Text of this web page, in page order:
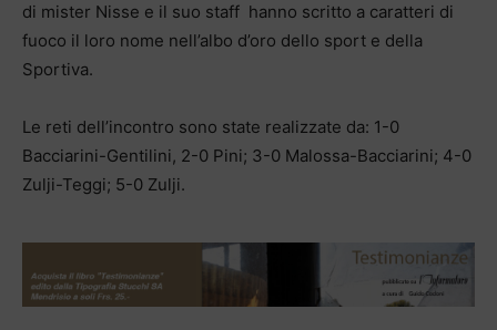
di mister Nisse e il suo staff hanno scritto a caratteri di
fuoco il loro nome nell’albo d’oro dello sport e della
Sportiva.
Le reti dell’incontro sono state realizzate da: 1-0
Bacciarini-Gentilini, 2-0 Pini; 3-0 Malossa-Bacciarini; 4-0
Zulji-Teggi; 5-0 Zulji.